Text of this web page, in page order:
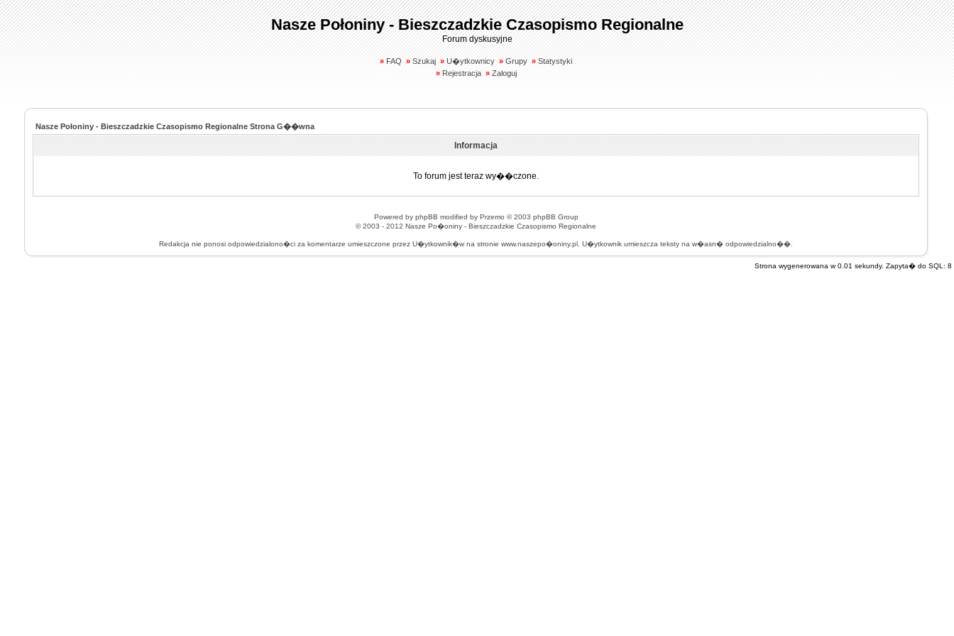
Nasze Połoniny - Bieszczadzkie Czasopismo Regionalne
Forum dyskusyjne
» FAQ » Szukaj » U�ytkownicy » Grupy » Statystyki
» Rejestracja » Zaloguj
Nasze Połoniny - Bieszczadzkie Czasopismo Regionalne Strona G��wna
Informacja
To forum jest teraz wy��czone.
Powered by phpBB modified by Przemo © 2003 phpBB Group
© 2003 - 2012 Nasze Po�oniny - Bieszczadzkie Czasopismo Regionalne
Redakcja nie ponosi odpowiedzialono�ci za komentarze umieszczone przez U�ytkownik�w na stronie www.naszepo�oniny.pl. U�ytkownik umieszcza teksty na w�asn� odpowiedzialno��.
Strona wygenerowana w 0.01 sekundy. Zapyta� do SQL: 8